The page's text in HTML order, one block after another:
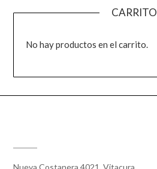
CARRITO
No hay productos en el carrito.